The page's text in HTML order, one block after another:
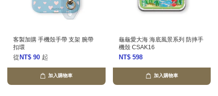
客製加購 手機殼手帶 支架 腕帶
扣環
從 NT$ 90 起
加入購物車
龜龜愛大海 海底風景系列 防摔手
機殼 CSAK16
NT$ 598
加入購物車